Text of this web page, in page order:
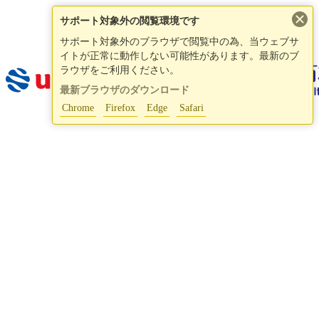
サポート対象外の閲覧環境です
サポート対象外のブラウザで閲覧中の為、当ウェブサ
イトが正常に動作しない可能性があります。最新のブ
ラウザをご利用ください。
最新ブラウザのダウンロード
Chrome
Firefox Edge Safari